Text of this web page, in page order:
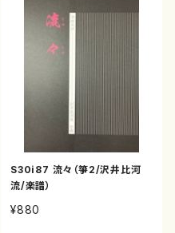
S30i87 流々（箏2/沢井比河
流/楽譜）
¥880